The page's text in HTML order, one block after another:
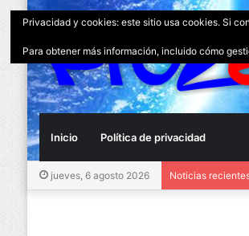
Inicio Política de privacidad
jueves, 6 agosto 2026 Noticias
Privacidad y cookies: este sitio usa cookies. Si
Para obtener más información, incluido cómo